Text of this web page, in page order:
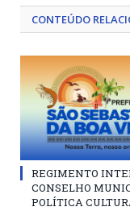
CONTEÚDO
REGIMENTO
CONSELHO
POLÍTICA